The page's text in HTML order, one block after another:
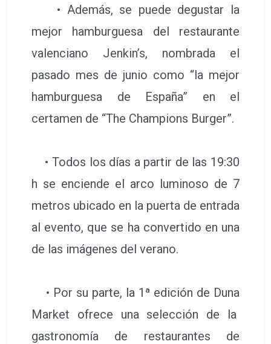
• Además, se puede degustar la
mejor hamburguesa del restaurante
valenciano Jenkin’s, nombrada el
pasado mes de junio como “la mejor
hamburguesa de España” en el
certamen de “The Champions Burger”.
• Todos los días a partir de las 19:30
h se enciende el arco luminoso de 7
metros ubicado en la puerta de entrada
al evento, que se ha convertido en una
de las imágenes del verano.
• Por su parte, la 1ª edición de Duna
Market ofrece una selección de la
gastronomía de restaurantes de